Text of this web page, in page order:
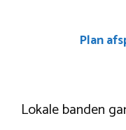
Plan
Lokale banden